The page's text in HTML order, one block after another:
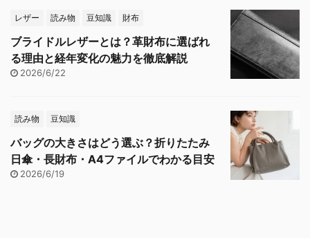
レザー 読み物 豆知識 財布
ブライドルレザーとは？革財布に選ばれ
る理由と経年変化の魅力を徹底解説
2026/6/22
読み物 豆知識
バッグの大きさはどう選ぶ？折りたたみ
日傘・長財布・A4ファイルでわかる目安
2026/6/19